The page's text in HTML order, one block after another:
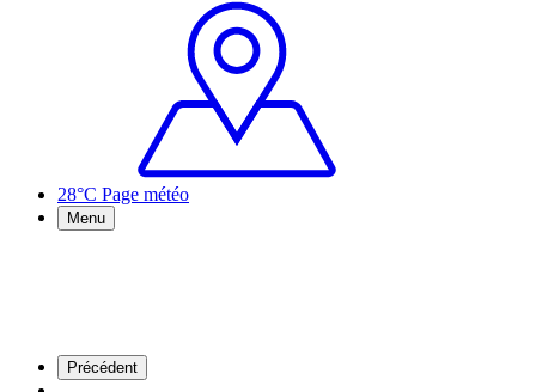
28°C Page météo
Menu
Précédent